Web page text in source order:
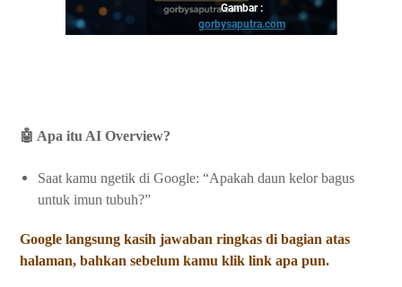
Gambar :
gorbysaputra.com
🤖 Apa itu AI Overview?
Saat kamu ngetik di Google: “Apakah daun kelor bagus
untuk imun tubuh?”
Google langsung kasih jawaban ringkas di bagian atas
halaman, bahkan sebelum kamu klik link apa pun.